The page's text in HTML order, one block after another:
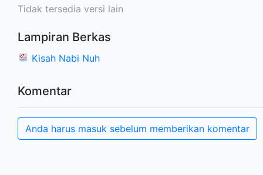
Tidak tersedia versi lain
Lampiran Berkas
Kisah Nabi Nuh
Komentar
Anda harus masuk sebelum memberikan komentar